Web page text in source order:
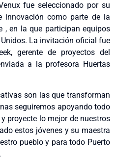
fue seleccionado por su
innovación como parte de la
, en la que participan equipos
La invitación oficial fue
gerente de proyectos del
a la profesora Huertas
son las que transforman
seguiremos apoyando todo
proyecte lo mejor de nuestros
estos jóvenes y su maestra
pueblo y para todo Puerto